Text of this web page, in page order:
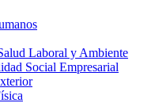
Laboral y Ambiente
Social Empresarial